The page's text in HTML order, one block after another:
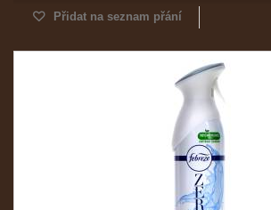
Přidat na seznam přání